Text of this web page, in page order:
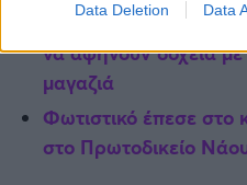
Data Deletion Data
Η Ινδία σε
να αφήνουν δοχεία
μαγαζιά
Φωτιστικό έπεσε στο
στο Πρωτοδικείο